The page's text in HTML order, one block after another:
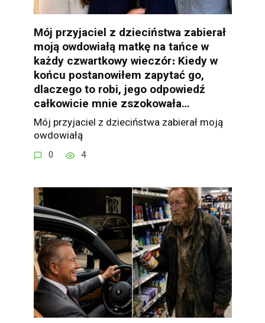
Mój przyjaciel z dzieciństwa zabierał
moją owdowiałą matkę na tańce w
każdy czwartkowy wieczór։ Kiedy w
końcu postanowiłem zapytać go,
dlaczego to robi, jego odpowiedź
całkowicie mnie zszokowała…
Mój przyjaciel z dzieciństwa zabierał moją
owdowiałą
0 4